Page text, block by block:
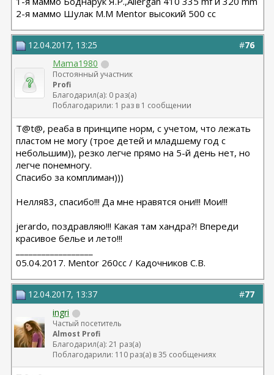
2-я маммо Шулак М.М Mentor высокий 500 сс
#76
12.04.2017, 13:25
Mama1980
Постоянный участник
Profi
Благодарил(а): 0 раз(а)
Поблагодарили: 1 раз в 1 сообщении
T@t@, реаба в принципе норм, с учетом, что лежать
пластом не могу (трое детей и младшему год с
небольшим)), резко легче прямо на 5-й день нет, но
легче понемногу.
Спасибо за комплиман)))
Нелля83, спасибо!!! Да мне нравятся они!!! Мои!!!
jerardo, поздравляю!!! Какая там хандра?! Впереди
красивое белье и лето!!!
05.04.2017. Mentor 260cc / Кадочников С.В.
#77
12.04.2017, 13:37
ingri
Частый посетитель
Almost Profi
Благодарил(а): 21 раз(а)
Поблагодарили: 110 раз(а) в 35 сообщениях